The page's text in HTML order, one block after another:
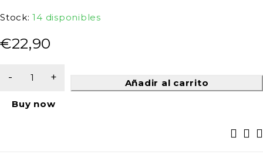
Stock: 14 disponibles
€22,90
Añadir al carrito
Buy now